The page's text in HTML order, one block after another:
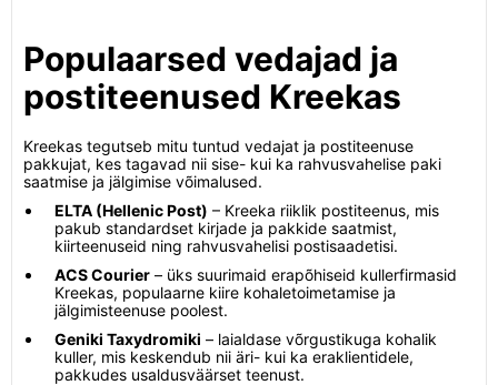
Populaarsed vedajad ja
postiteenused Kreekas
Kreekas tegutseb mitu tuntud vedajat ja postiteenuse
pakkujat, kes tagavad nii sise- kui ka rahvusvahelise paki
saatmise ja jälgimise võimalused.
ELTA (Hellenic Post) – Kreeka riiklik postiteenus, mis
pakub standardset kirjade ja pakkide saatmist,
kiirteenuseid ning rahvusvahelisi postisaadetisi.
ACS Courier – üks suurimaid erapõhiseid kullerfirmasid
Kreekas, populaarne kiire kohaletoimetamise ja
jälgimisteenuse poolest.
Geniki Taxydromiki – laialdase võrgustikuga kohalik
kuller, mis keskendub nii äri- kui ka eraklientidele,
pakkudes usaldusväärset teenust.